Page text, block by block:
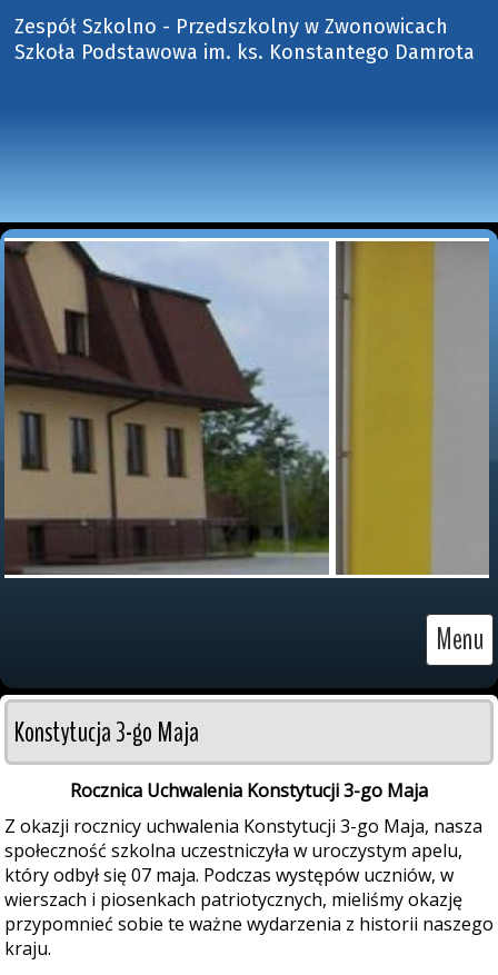
Zespół Szkolno - Przedszkolny w Zwonowicach
Szkoła Podstawowa im. ks. Konstantego Damrota
Menu
Konstytucja 3-go Maja
Rocznica Uchwalenia Konstytucji 3-go Maja
Z okazji rocznicy uchwalenia Konstytucji 3-go Maja, nasza
społeczność szkolna uczestniczyła w uroczystym apelu,
który odbył się 07 maja. Podczas występów uczniów, w
wierszach i piosenkach patriotycznych, mieliśmy okazję
przypomnieć sobie te ważne wydarzenia z historii naszego
kraju.